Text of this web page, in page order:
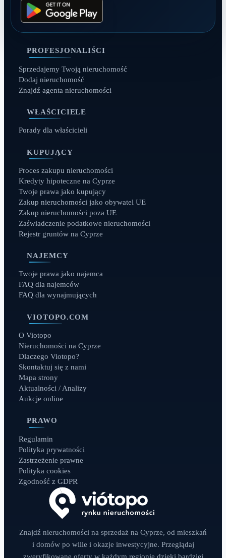
PROFESJONALIŚCI
Sprzedajemy Twoją nieruchomość
Dodaj nieruchomość
Znajdź agenta nieruchomości
WŁAŚCICIELE
Porady dla właścicieli
KUPUJĄCY
Proces zakupu nieruchomości
Kredyty hipoteczne na Cyprze
Twoje prawa jako kupujący
Zakup nieruchomości jako obywatel UE
Zakup nieruchomości poza UE
Zaświadczenie podatkowe nieruchomości
Rejestr gruntów na Cyprze
NAJEMCY
Twoje prawa jako najemca
FAQ dla najemców
FAQ dla wynajmujących
VIOTOPO.COM
O Viotopo
Nieruchomości na Cyprze
Dlaczego Viotopo?
Skontaktuj się z nami
Mapa strony
Aktualności / Analizy
Aukcje online
PRAWO
Regulamin
Polityka prywatności
Zastrzeżenie prawne
Polityka cookies
Zgodność z GDPR
Znajdź nieruchomości na sprzedaż na Cyprze, od mieszkań
i domów po wille i okazje inwestycyjne. Przeglądaj